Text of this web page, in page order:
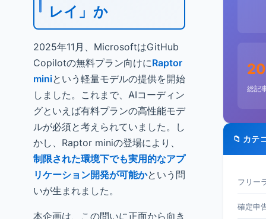
レイ」か
2025年11月、MicrosoftはGitHub
Copilotの無料プラン向けにRaptor
miniという軽量モデルの提供を開始
しました。これまで、AIコーディン
グといえば有料プランの高性能モデ
ルが必須と考えられていました。し
かし、Raptor miniの登場により、
制限された環境下でも実用的なアプ
リケーション開発が可能かという問
いが生まれました。
本企画は、この問いに正面から向き
総記
📁 カテ
フリー
確定申